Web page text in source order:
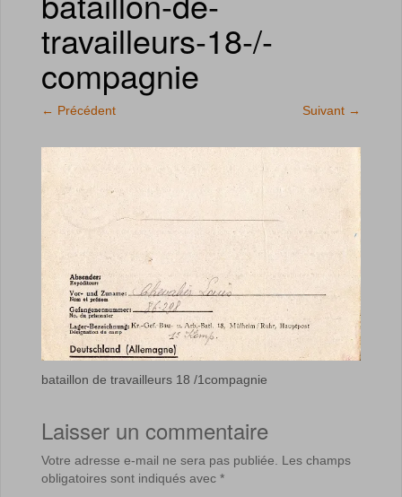
travailleurs-18-/-
compagnie
← Précédent Suivant →
bataillon de travailleurs 18 /1compagnie
Laisser un commentaire
Votre adresse e-mail ne sera pas publiée. Les champs
obligatoires sont indiqués avec *